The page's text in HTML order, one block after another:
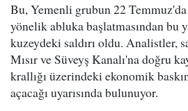
Bu, Yemenli grubun 22
yönelik abluka başlatmasından bu
kuzeydeki saldırı oldu. Analistler,
Mısır ve Süveyş Kanalı'na doğru
krallığı üzerindeki ekonomik
açacağı uyarısında bulunuyor.